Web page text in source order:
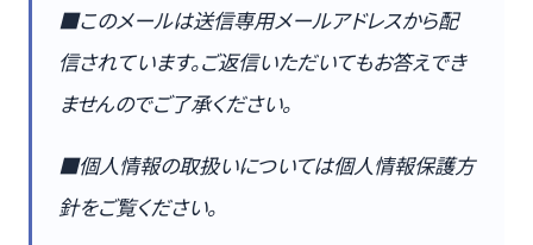
■このメールは送信専用メールアドレスから配
信されています。ご返信いただいてもお答えでき
ませんのでご了承ください。
■個人情報の取扱いについては個人情報保護方
針をご覧ください。